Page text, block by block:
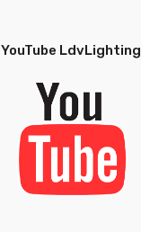
YouTube LdvLighting